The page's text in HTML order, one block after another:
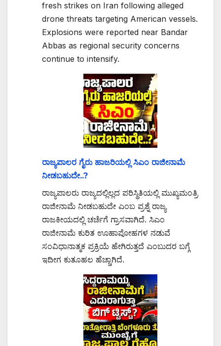
fresh strikes on Iran following alleged
drone threats targeting American vessels.
Explosions were reported near Bandar
Abbas as regional security concerns
continue to intensify.
ರಾಜ್ಯಪಾಲರ ಗೈರು ಹಾಜರಿಯಲ್ಲಿ ಸಿಎಂ ರಾಜೀನಾಮೆ
ನೀಡಬಹುದೇ..?
ರಾಜ್ಯಪಾಲರು ರಾಜ್ಯದಲ್ಲಿಲ್ಲದ ಪರಿಸ್ಥಿತಿಯಲ್ಲಿ ಮುಖ್ಯಮಂತ್ರಿ
ರಾಜೀನಾಮೆ ನೀಡಬಹುದೇ ಎಂಬ ಪ್ರಶ್ನೆ ರಾಜ್ಯ
ರಾಜಕೀಯದಲ್ಲಿ ಚರ್ಚೆಗೆ ಗ್ರಾಸವಾಗಿದೆ. ಸಿಎಂ
ರಾಜೀನಾಮೆ ಕುರಿತ ಊಹಾಪೋಹಗಳ ನಡುವೆ
ಸಂವಿಧಾನಾತ್ಮಕ ಪ್ರಕ್ರಿಯೆ ಹೇಗಿರುತ್ತದೆ ಎಂಬುದರ ಬಗ್ಗೆ
ಇದೀಗ ಕುತೂಹಲ ಹೆಚ್ಚಾಗಿದೆ.